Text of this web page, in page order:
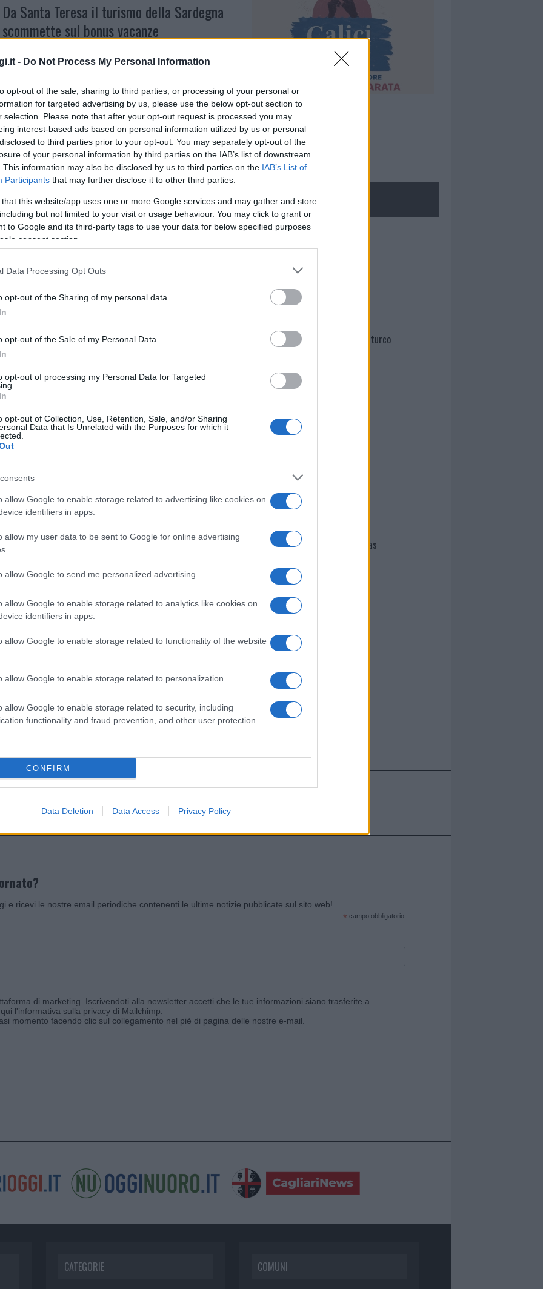
- Do Not Process My Personal Information
opt-out of the sale, sharing to third parties, or processing of your personal or
for targeted advertising by us, please use the below opt-out section to
selection. Please note that after your opt-out request is processed you may
interest-based ads based on personal information utilized by us or personal
to third parties prior to your opt-out. You may separately opt-out of the
of your personal information by third parties on the IAB’s list of downstream
This information may also be disclosed by us to third parties on the IAB’s List of
Participants that may further disclose it to other third parties.
that this website/app uses one or more Google services and may gather and store
but not limited to your visit or usage behaviour. You may click to grant or
to Google and its third-party tags to use your data for below specified purposes
consent section.
Data Processing Opt Outs
opt-out of the Sharing of my personal data.
opt-out of the Sale of my Personal Data.
opt-out of processing my Personal Data for Targeted
opt-out of Collection, Use, Retention, Sale, and/or Sharing
Data that Is Unrelated with the Purposes for which it
allow Google to enable storage related to advertising like cookies on
identifiers in apps.
allow my user data to be sent to Google for online advertising
allow Google to send me personalized advertising.
allow Google to enable storage related to analytics like cookies on
identifiers in apps.
allow Google to enable storage related to functionality of the website
allow Google to enable storage related to personalization.
allow Google to enable storage related to security, including
functionality and fraud prevention, and other user protection.
CONFIRM
Data Deletion Data Access Privacy Policy
Da Santa Teresa il turismo della Sardegna
scommette sul bonus vacanze
prossimità. I comuni turistici sardi scommettono
in questo momento di difficoltà per la stagione…
CRONACA 27 MAGGIO 2020
Più di 50 imprenditori per rilanciare il
turismo con la Santa Teresa Gallura
Experience
La nuova associazione per il turismo a Santa Teresa.
Migliorare l’attività di accoglienza del visitatore
puntando sempre di più sulla qualità di tutti i
servizi proposti e sul turismo esperienziale;…
SANTA TERESA GALLURA
rilanciare il turismo con il bonus vacanza
da Santa Teresa Gallura la campagna di
sensibilizzazione verso i clienti residenti nel
territorio nazionale, intenzionati a trascorrere la
loro villeggiatura…
Si trova a Santa Teresa il miglior green
resort d’Europa
Un grande riconoscimento per la Gallura. Si è
riunito a Madeira (Portogallo) l’olimpo del turismo
ambiti dal mondo dei viaggi, hanno incoronato…
SANTA TERESA GALLURA
Due imprese di Santa Teresa ottengono il
Sono 15 le aziende sarde che hanno ottenuto la
avanzare piani di sviluppo e riconoscersi in un unico
marchio come volano per…
NECROLOGIE
Paolo Pinna
Martina Agostina Diturco
I nostri cari
I nostri cari
Giovannimaria Cabras
Invia un Comunicato Stampa Pubblicità
e ricevi le nostre email periodiche contenenti le ultime notizie pubblicate sul sito web!
* campo obbligatorio
di marketing. Iscrivendoti alla newsletter accetti che le tue informazioni siano trasferite a
l'informativa sulla privacy di Mailchimp.
momento facendo clic sul collegamento nel piè di pagina delle nostre e-mail.
CATEGORIE COMUNI